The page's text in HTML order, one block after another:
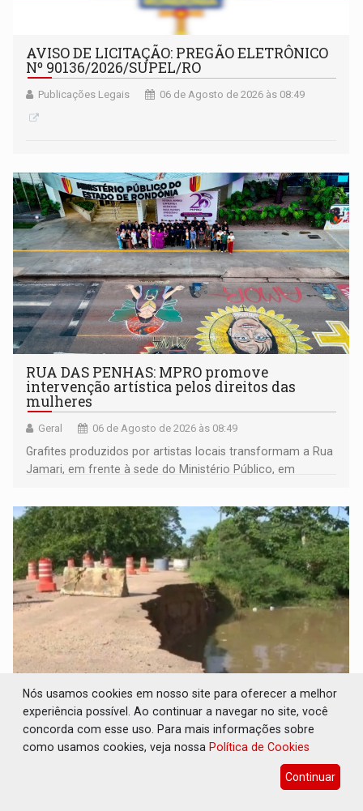
AVISO DE LICITAÇÃO: PREGÃO ELETRÔNICO
Nº 90136/2026/SUPEL/RO
Publicações Legais 06 de Agosto de 2026 às 08:49
RUA DAS PENHAS: MPRO promove
intervenção artística pelos direitos das
mulheres
Geral 06 de Agosto de 2026 às 08:49
Grafites produzidos por artistas locais transformam a Rua
Jamari, em frente à sede do Ministério Público, em
da Penha e o enfrentamento à violência
PEDIDO DE PROVIDÊNCIA: Erosão ameaça
acesso a bairros às margens do rio Madeira
em Porto Velho
A área é monitorada pela Defesa Civil de Porto Velho
Nós usamos cookies em nosso site para oferecer a melhor
experiência possível. Ao continuar a navegar no site, você
concorda com esse uso. Para mais informações sobre
como usamos cookies, veja nossa Política de Cookies
Continuar